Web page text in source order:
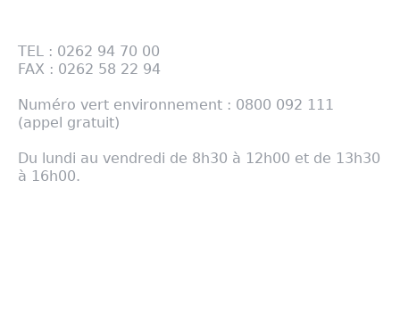
TEL : 0262 94 70 00
FAX : 0262 58 22 94
Numéro vert environnement : 0800 092 111
(appel gratuit)
Du lundi au vendredi de 8h30 à 12h00 et de 13h30
à 16h00.